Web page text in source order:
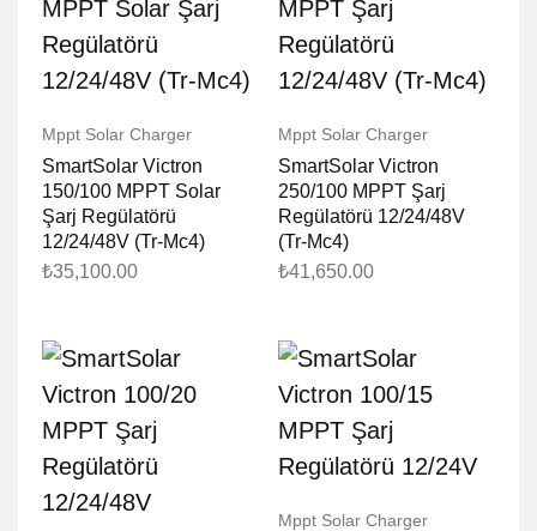
Mppt Solar Charger
SmartSolar Victron
150/100 MPPT Solar
Şarj Regülatörü
12/24/48V (Tr-Mc4)
₺35,100.00
Mppt Solar Charger
SmartSolar Victron
250/100 MPPT Şarj
Regülatörü 12/24/48V
(Tr-Mc4)
₺41,650.00
Mppt Solar Charger